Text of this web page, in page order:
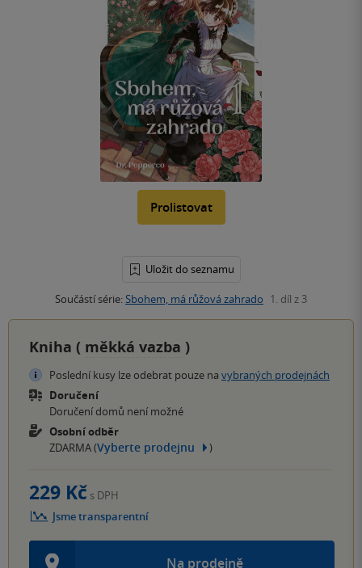
Prolistovat
Uložit do seznamu
Součástí série:Sbohem, má růžová zahrado 1. díl z 3
Kniha ( měkká vazba )
Poslední kusy lze odebrat pouze na vybraných prodejnách
Doručení
Doručení domů není možné
Osobní odběr
ZDARMA (Vyberte prodejnu )
Na prodejně
229 Kč s DPH
Jsme transparentní